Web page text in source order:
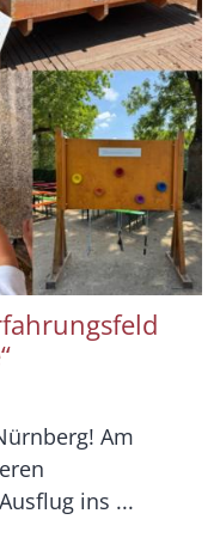
Am
ins ...